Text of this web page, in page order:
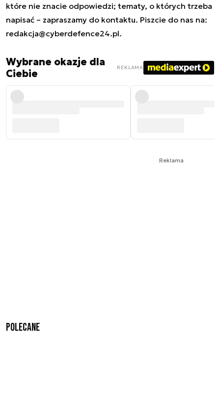
które nie znacie odpowiedzi; tematy, o których trzeba
napisać – zapraszamy do kontaktu. Piszcie do nas na:
redakcja@cyberdefence24.pl.
Wybrane okazje dla
Ciebie
REKLAMA
Reklama
Polecane